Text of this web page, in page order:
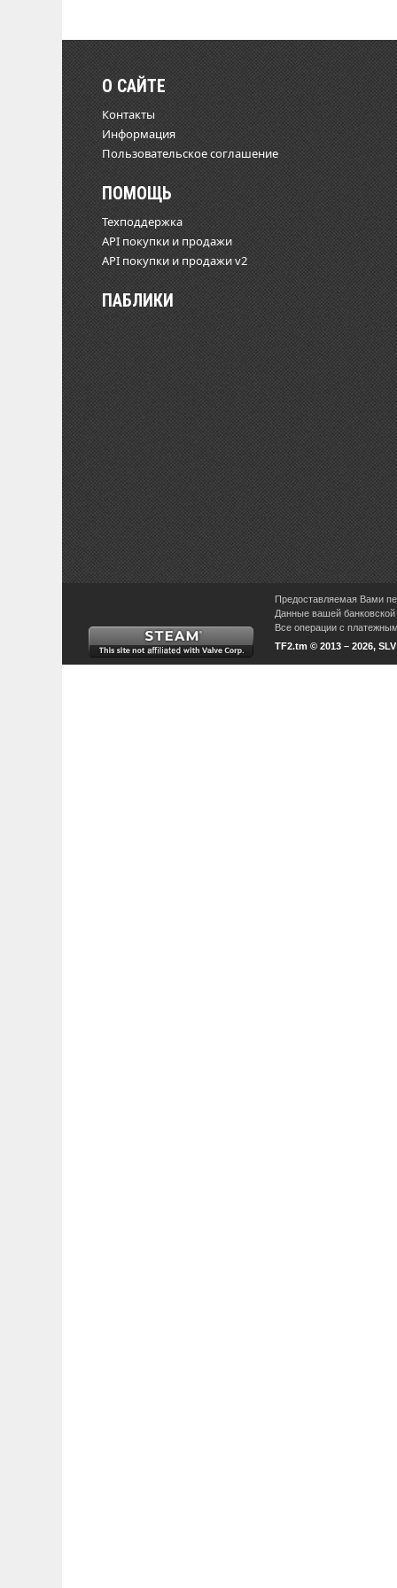
О САЙТЕ
Контакты
Информация
Пользовательское соглашение
ПОМОЩЬ
Техподдержка
API покупки и продажи
API покупки и продажи v2
ПАБЛИКИ
Предоставляемая Вами
Данные вашей
Все операции с
TF2.tm © 2013 – 2026,